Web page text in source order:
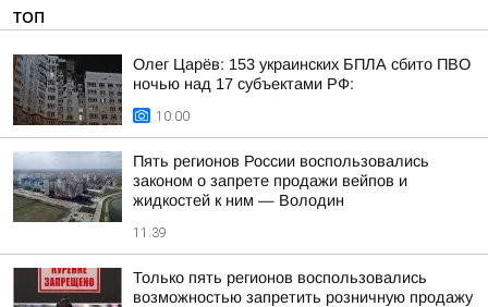
ТОП
Олег Царёв: 153 украинских БПЛА сбито ПВО
ночью над 17 субъектами РФ:
10:00
Пять регионов России воспользовались
законом о запрете продажи вейпов и
жидкостей к ним — Володин
11:39
Только пять регионов воспользовались
возможностью запретить розничную продажу